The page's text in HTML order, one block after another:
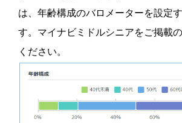
は、年齢構成のバロメーターを設定
す。マイナビミドルシニアをご掲載
ください。